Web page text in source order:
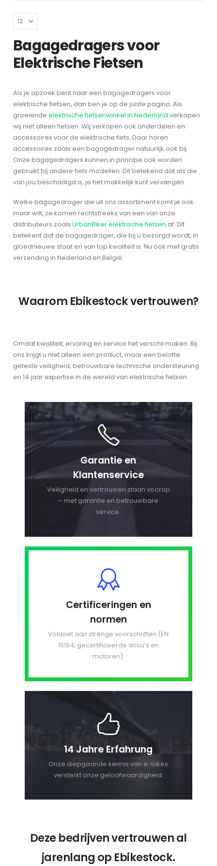
Bagagedragers voor
Elektrische Fietsen
Als je opzoek bent naar een bagagedragers voor
elektrische fietsen, dan ben je op de juiste pagina. Als
groeiende elektrische fietsenwinkel in Nederland verkopen
wij niet alleen fietsen. Wij verkopen ook onderdelen en
accessoires voor de elektrische fiets. Daar horen
accessoires zoals een bagagedrager natuurlijk ook bij.
Onze bagagedragers kunnen in principe ook worden
gebruikt bij andere fiets modellen. Dit betekend dat als die
van jou beschadigd is, je het makkelijk kunt vervangen.
Welke bagagedrager die uit ons assortiment komt je ook
maar wilt, ze komen rechtstreeks van een van onze
distributeurs zoals UrbanBiker elektrische fietsen af. Dit
betekent dat de bagagedrager, die bij u bezorgd wordt, in
gloednieuwe staat en van top kwaliteit is. Nu ook met gratis
verzending in Nederland en België.
Waarom Ebikestock vertrouwen?
Omdat kwaliteit, ervaring en service het verschil maken. Bij
ons krijgt u niet alleen een product, maar een belofte:
geteste veiligheid, betrouwbare technische ondersteuning
en 14 jaar expertise in de wereld van elektrische fietsen.
Garantie en
Klantenservice
Veiligheid en vertrouwen staan voorop
– met garantie en betrouwbare
service.
Certificeringen en
normen
Voldoet aan strenge voorschriften (EN
15194, gecertificeerde accu’s en
motoren).
14 Jahre Erfahrung
Onze diepgaande kennis van e-bikes
versterkt onze geloofwaardigheid.
Deze bedrijven vertrouwen al
jarenlang op Ebikestock.